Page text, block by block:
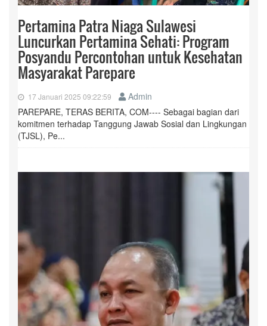
Pertamina Patra Niaga Sulawesi
Luncurkan Pertamina Sehati: Program
Posyandu Percontohan untuk Kesehatan
Masyarakat Parepare
17 Januari 2025 09:22:59
Admin
PAREPARE, TERAS BERITA, COM---- Sebagai bagian dari
komitmen terhadap Tanggung Jawab Sosial dan Lingkungan
(TJSL), Pe...